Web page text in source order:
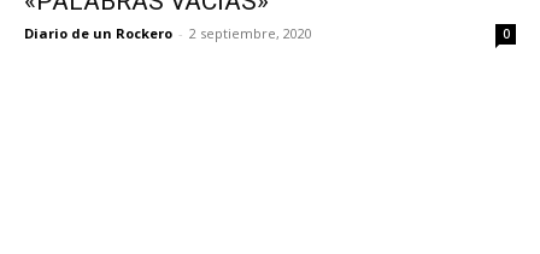
Diario de un Rockero - 2 septiembre, 2020 0